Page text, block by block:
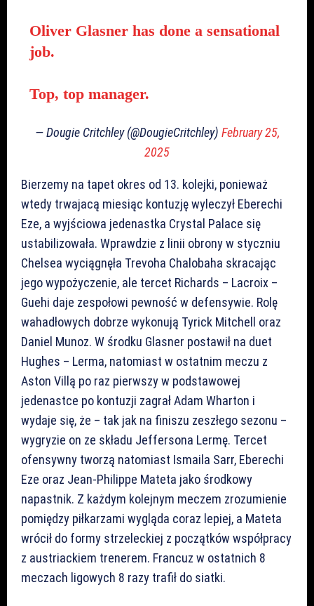
Oliver Glasner has done a sensational
job.
Top, top manager.
— Dougie Critchley (@DougieCritchley) February 25,
2025
Bierzemy na tapet okres od 13. kolejki, ponieważ
wtedy trwajacą miesiąc kontuzję wyleczył Eberechi
Eze, a wyjściowa jedenastka Crystal Palace się
ustabilizowała. Wprawdzie z linii obrony w styczniu
Chelsea wyciągnęła Trevoha Chalobaha skracając
jego wypożyczenie, ale tercet Richards – Lacroix –
Guehi daje zespołowi pewność w defensywie. Rolę
wahadłowych dobrze wykonują Tyrick Mitchell oraz
Daniel Munoz. W środku Glasner postawił na duet
Hughes – Lerma, natomiast w ostatnim meczu z
Aston Villą po raz pierwszy w podstawowej
jedenastce po kontuzji zagrał Adam Wharton i
wydaje się, że – tak jak na finiszu zeszłego sezonu –
wygryzie on ze składu Jeffersona Lermę. Tercet
ofensywny tworzą natomiast Ismaila Sarr, Eberechi
Eze oraz Jean-Philippe Mateta jako środkowy
napastnik. Z każdym kolejnym meczem zrozumienie
pomiędzy piłkarzami wygląda coraz lepiej, a Mateta
wrócił do formy strzeleckiej z początków współpracy
z austriackiem trenerem. Francuz w ostatnich 8
meczach ligowych 8 razy trafił do siatki.